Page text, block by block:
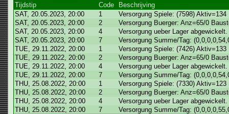
Tijdstip
Code
Beschrijving
SAT, 20.05.2023, 20:00
1
Versorgung Spiele: (7598)
SAT, 20.05.2023, 20:00
2
Versorgung Buerger: Anz=65/0
SAT, 20.05.2023, 20:00
4
Versorgung ueber Lager abgewickelt.
SAT, 20.05.2023, 20:00
7
Versorgung Summe/Tag:
TUE, 29.11.2022, 20:00
1
Versorgung Spiele: (7426)
TUE, 29.11.2022, 20:00
2
Versorgung Buerger: Anz=65/0
TUE, 29.11.2022, 20:00
4
Versorgung ueber Lager abgewickelt.
TUE, 29.11.2022, 20:00
7
Versorgung Summe/Tag:
THU, 25.08.2022, 20:00
1
Versorgung Spiele: (7330)
THU, 25.08.2022, 20:00
2
Versorgung Buerger: Anz=65/0
THU, 25.08.2022, 20:00
4
Versorgung ueber Lager abgewickelt.
THU, 25.08.2022, 20:00
7
Versorgung Summe/Tag: